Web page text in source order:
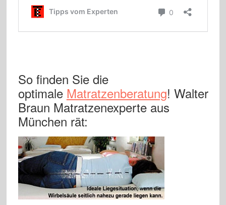
So finden Sie die
optimale Matratzenberatung! Walter
Braun Matratzenexperte aus
München rät: